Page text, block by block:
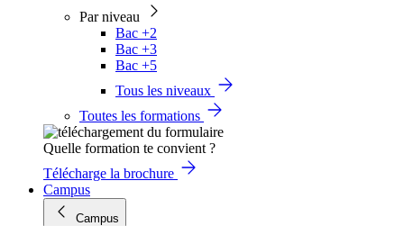
Par niveau
Bac +2
Bac +3
Bac +5
Tous les niveaux
Toutes les formations
Quelle formation te convient ?
Télécharge la brochure
Campus
Campus